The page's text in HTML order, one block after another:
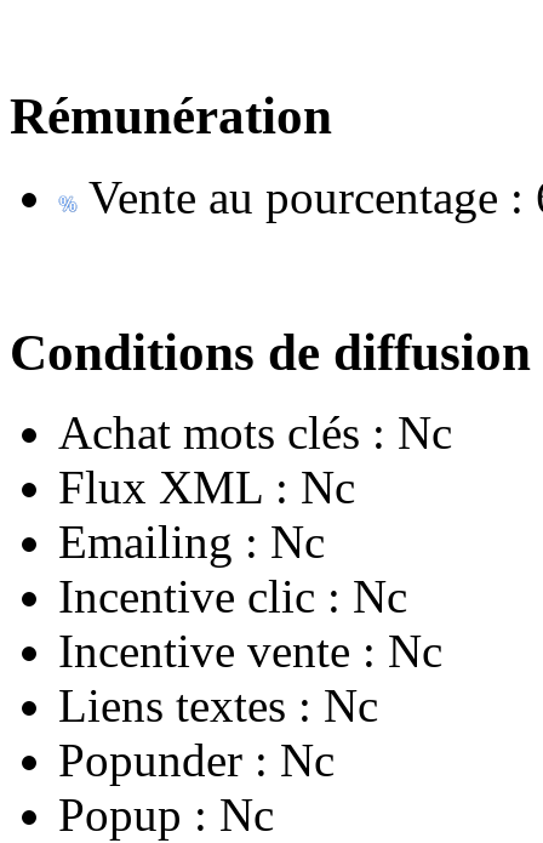
Rémunération
Vente au pourcentage :
Conditions de diffusion
Achat mots clés : Nc
Flux XML : Nc
Emailing : Nc
Incentive clic : Nc
Incentive vente : Nc
Liens textes : Nc
Popunder : Nc
Popup : Nc